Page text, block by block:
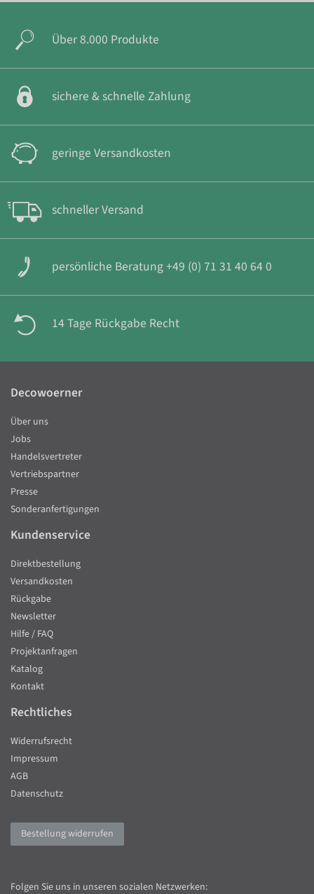
Über 8.000 Produkte
sichere & schnelle Zahlung
geringe Versandkosten
schneller Versand
persönliche Beratung +49 (0) 71 31 40 64 0
14 Tage Rückgabe Recht
Decowoerner
Über uns
Jobs
Handelsvertreter
Vertriebspartner
Presse
Sonderanfertigungen
Kundenservice
Direktbestellung
Versandkosten
Rückgabe
Newsletter
Hilfe / FAQ
Projektanfragen
Katalog
Kontakt
Rechtliches
Widerrufsrecht
Impressum
AGB
Datenschutz
Bestellung widerrufen
Folgen Sie uns in unseren sozialen Netzwerken: